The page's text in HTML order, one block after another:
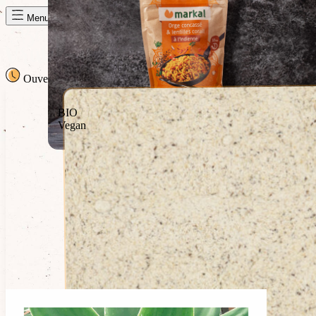
Menu Panier de la semaine
Ouvert · jusqu'à 18h00 18h00
BIO
Vegan